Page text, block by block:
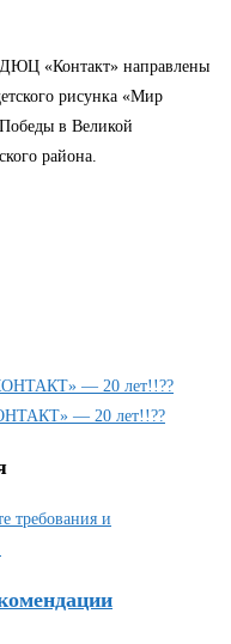
«Контакт» направлены
рисунка «Мир
в Великой
района.
— 20 лет!!??
— 20 лет!!??